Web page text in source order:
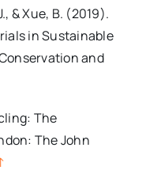
& Xue, B. (2019).
in Sustainable
and
The
The John